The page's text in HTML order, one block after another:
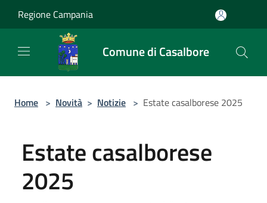
Regione Campania
Comune di Casalbore
Home > Novità > Notizie > Estate casalborese 2025
Estate casalborese
2025